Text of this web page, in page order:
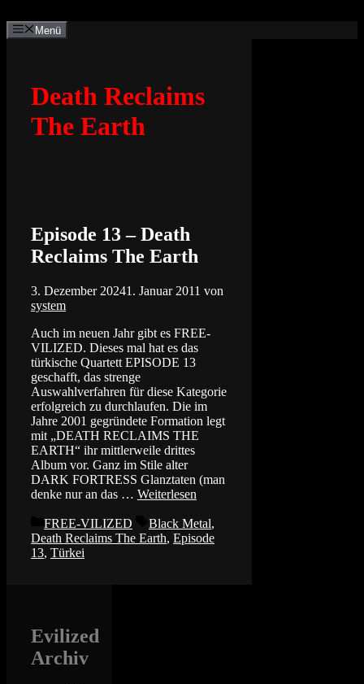
Inhalt
springen
Menü
Death Reclaims
The Earth
Episode 13 – Death
Reclaims The Earth
3. Dezember 20241. Januar 2011 von
system
Auch im neuen Jahr gibt es FREE-
VILIZED. Dieses mal hat es das
türkische Quartett EPISODE 13
geschafft, das strenge
Auswahlverfahren für diese Kategorie
erfolgreich zu durchlaufen. Die im
Jahre 2001 gegründete Formation legt
mit „DEATH RECLAIMS THE
EARTH“ ihr mittlerweile drittes
Album vor. Ganz im Stile alter
DARK FORTRESS Glanztaten (man
denke nur an das … Weiterlesen
Kategorien
FREE-VILIZED Schlagwörter
Black Metal,
Death Reclaims The Earth, Episode
13, Türkei
Evilized
Archiv